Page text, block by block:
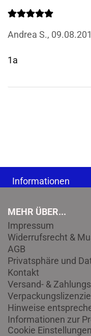
Andrea S.,
Informationen
MEHR ÜBER...
Impressum
Widerrufsrecht &
AGB
Privatsphäre und
Kontakt
Versand- &
Hinweise
Informationen zur
Cookie Einstellungen